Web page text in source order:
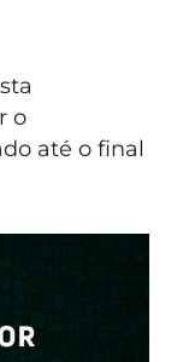
o
até o final